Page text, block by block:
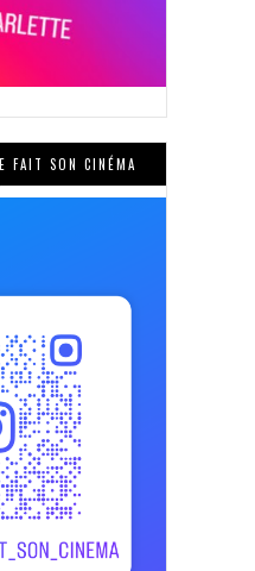
FAIT SON CINÉMA